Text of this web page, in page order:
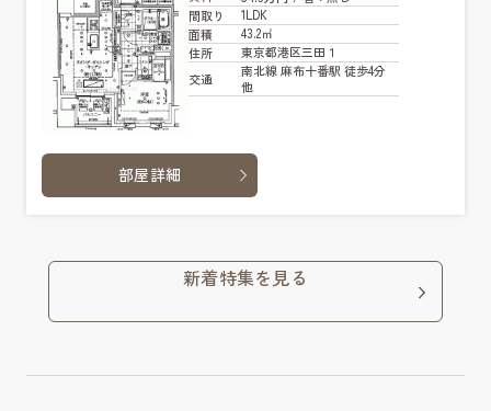
間取り
1LDK
面積
43.2㎡
住所
東京都港区三田１
交通
南北線 麻布十番駅 徒歩4分
他
部屋詳細
新着特集を見る